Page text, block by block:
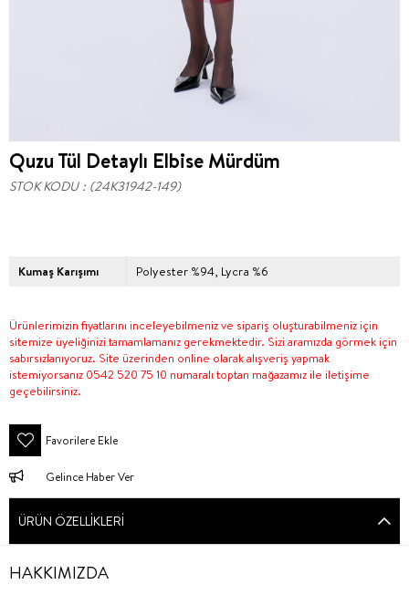
Quzu Tül Detaylı Elbise Mürdüm
STOK KODU (24K31942-149)
Kumaş Karışımı Polyester %94, Lycra %6
Ürünlerimizin fiyatlarını inceleyebilmeniz ve sipariş oluşturabilmeniz için
sitemize üyeliğinizi tamamlamanız gerekmektedir. Sizi aramızda görmek için
sabırsızlanıyoruz. Site üzerinden online olarak alışveriş yapmak
istemiyorsanız 0542 520 75 10 numaralı toptan mağazamız ile iletişime
geçebilirsiniz.
Favorilere Ekle
Gelince Haber Ver
ÜRÜN ÖZELLIKLERI
HAKKIMIZDA